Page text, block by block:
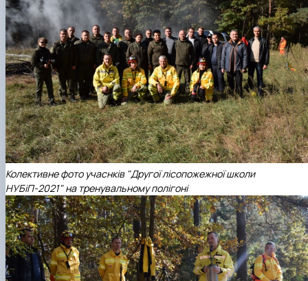
Колективне фото учаснків "Другої лісопожежної школи
НУБіП-2021" на тренувальному полігоні